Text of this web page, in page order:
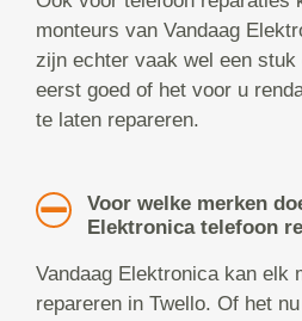
monteurs van Vandaag
zijn echter vaak wel een stuk
eerst goed of het voor u
te laten repareren.
Voor welke merken
Elektronica telefoon
Vandaag Elektronica kan elk
repareren in Twello. Of het